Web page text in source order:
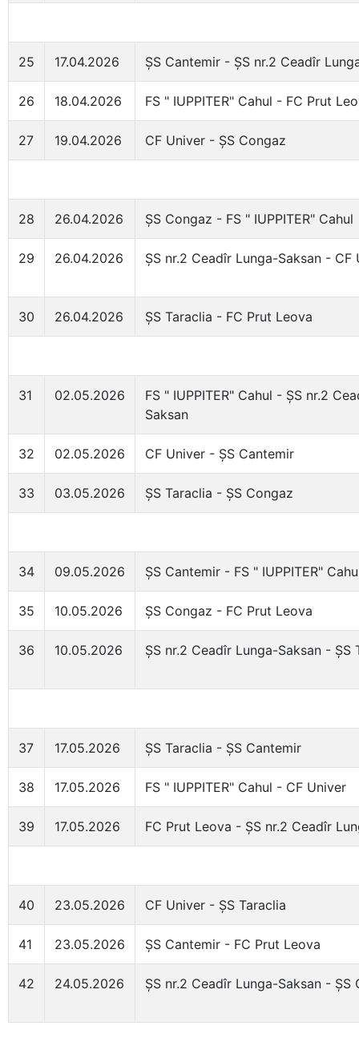
25 17.04.2026 ȘS Cantemir - ȘS nr.2 Ceadîr
26 18.04.2026 FS " IUPPITER" Cahul - FC Prut
27 19.04.2026 CF Univer - ȘS Congaz
28 26.04.2026 ȘS Congaz - FS " IUPPITER" Cahul
29 26.04.2026 ȘS nr.2 Ceadîr Lunga-Saksan - CF
30 26.04.2026 ȘS Taraclia - FC Prut Leova
31 02.05.2026
FS " IUPPITER" Cahul - ȘS nr.2
Saksan
32 02.05.2026 CF Univer - ȘS Cantemir
33 03.05.2026 ȘS Taraclia - ȘS Congaz
34 09.05.2026 ȘS Cantemir - FS " IUPPITER"
35 10.05.2026 ȘS Congaz - FC Prut Leova
36 10.05.2026 ȘS nr.2 Ceadîr Lunga-Saksan - ȘS
37 17.05.2026 ȘS Taraclia - ȘS Cantemir
38 17.05.2026 FS " IUPPITER" Cahul - CF Univer
39 17.05.2026 FC Prut Leova - ȘS nr.2 Ceadîr
40 23.05.2026 CF Univer - ȘS Taraclia
41 23.05.2026 ȘS Cantemir - FC Prut Leova
42 24.05.2026 ȘS nr.2 Ceadîr Lunga-Saksan - ȘS